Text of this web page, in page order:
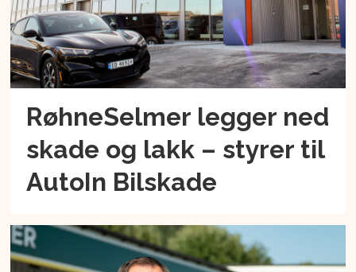
RøhneSelmer legger ned
skade og lakk – styrer til
AutoIn Bilskade